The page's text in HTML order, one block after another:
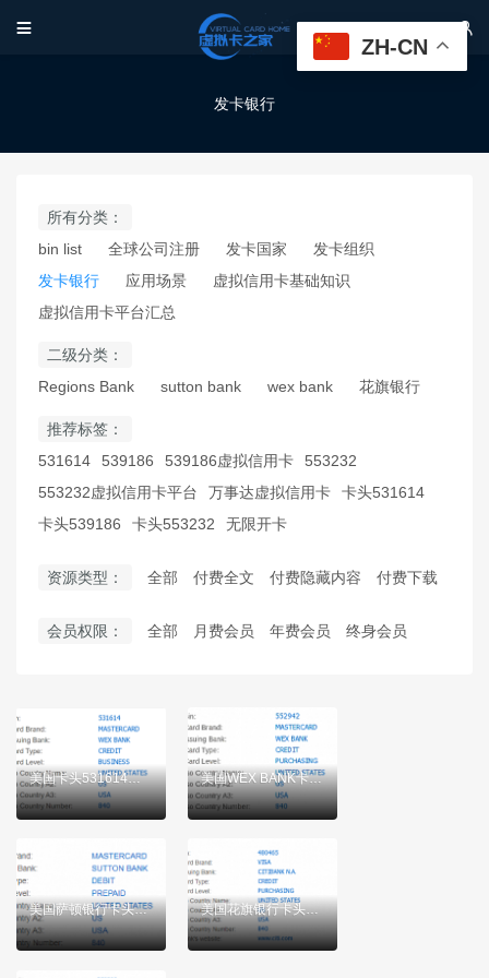
 
发卡银行
所有分类：
bin list
全球公司注册 发卡国家
发卡组织
发卡银行
应用场景
虚拟信用卡基础知识
虚拟信用卡平台汇总
二级分类：
Regions Bank
sutton bank wex bank 花旗银行
推荐标签：
531614
539186 539186虚拟信用卡
553232
553232虚拟信用卡平台
万事达虚拟信用卡
卡头531614
卡头539186
卡头553232 无限开卡
资源类型： 全部 付费全文 付费隐藏内容 付费下载
会员权限： 全部 月费会员 年费会员 终身会员
美国卡头531614虚拟信用卡介绍 美国WEX BANK卡头552942虚拟信用卡介绍
美国萨顿银行卡头539186虚拟信用卡介绍 美国花旗银行卡头480465虚拟信用卡介绍
ZH-CN